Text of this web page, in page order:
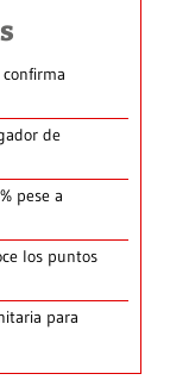
de
pese a
los puntos
para